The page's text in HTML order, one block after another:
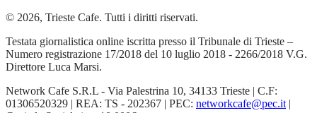
© 2026, Trieste Cafe. Tutti i diritti riservati.
Testata giornalistica online iscritta presso il Tribunale di Trieste –
Numero registrazione 17/2018 del 10 luglio 2018 - 2266/2018 V.G.
Direttore Luca Marsi.
Network Cafe S.R.L - Via Palestrina 10, 34133 Trieste | C.F:
01306520329 | REA: TS - 202367 | PEC: networkcafe@pec.it |